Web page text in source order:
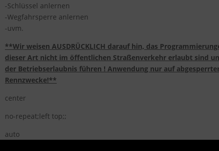
-Schlüssel anlernen
-Wegfahrsperre anlernen
-uvm.
**Wir weisen AUSDRÜCKLICH darauf hin, das
dieser Art nicht im öffentlichen Straßenverkehr erlaubt sind
der Betriebserlaubnis führen ! Anwendung nur auf
Rennzwecke!**
center
no-repeat;left top;;
auto